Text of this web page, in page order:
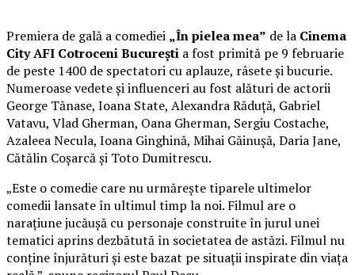
Premiera de gală a comediei „În pielea mea” de la Cinema
City AFI Cotroceni București a fost primită pe 9 februarie
de peste 1400 de spectatori cu aplauze, râsete și bucurie.
Numeroase vedete și influenceri au fost alături de actorii
George Tănase, Ioana State, Alexandra Răduță, Gabriel
Vatavu, Vlad Gherman, Oana Gherman, Sergiu Costache,
Azaleea Necula, Ioana Ginghină, Mihai Găinușă, Daria Jane,
Cătălin Coșarcă și Toto Dumitrescu.
„Este o comedie care nu urmărește tiparele ultimelor
comedii lansate în ultimul timp la noi. Filmul are o
narațiune jucăușă cu personaje construite în jurul unei
tematici aprins dezbătută în societatea de astăzi. Filmul nu
conține înjurături și este bazat pe situații inspirate din viața